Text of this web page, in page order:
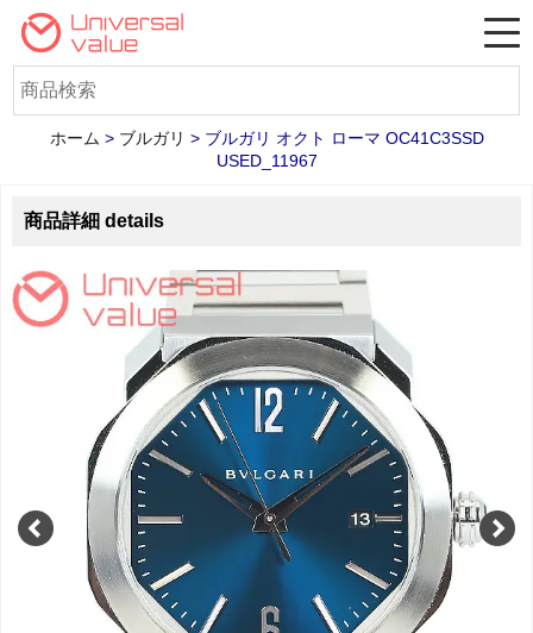
ホーム > ブルガリ > ブルガリ オクト ローマ OC41C3SSD
USED_11967
商品詳細 details